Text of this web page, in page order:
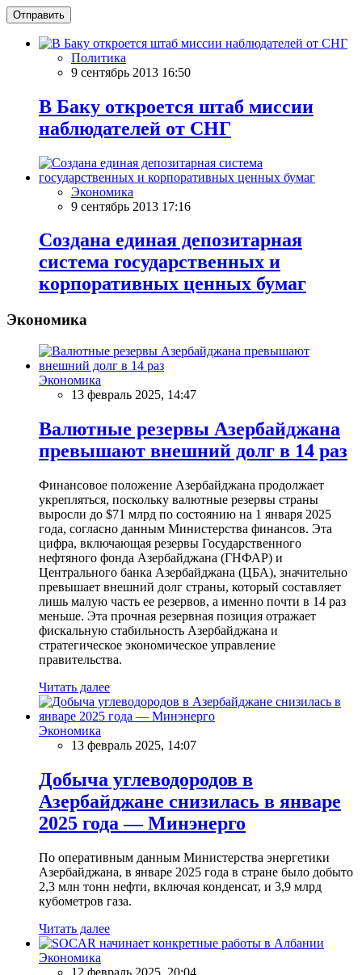
Отправить
Политика
9 сентябрь 2013 16:50
В Баку откроется штаб миссии
наблюдателей от СНГ
Экономика
9 сентябрь 2013 17:16
Создана единая депозитарная
система государственных и
корпоративных ценных бумаг
Экономика
Экономика
13 февраль 2025, 14:47
Валютные резервы Азербайджана
превышают внешний долг в 14 раз
Финансовое положение Азербайджана продолжает
укрепляться, поскольку валютные резервы страны
выросли до $71 млрд по состоянию на 1 января 2025
года, согласно данным Министерства финансов. Эта
цифра, включающая резервы Государственного
нефтяного фонда Азербайджана (ГНФАР) и
Центрального банка Азербайджана (ЦБА), значительно
превышает внешний долг страны, который составляет
лишь малую часть ее резервов, а именно почти в 14 раз
меньше. Эта прочная резервная позиция отражает
фискальную стабильность Азербайджана и
стратегическое экономическое управление
правительства.
Читать далее
Экономика
13 февраль 2025, 14:07
Добыча углеводородов в
Азербайджане снизилась в январе
2025 года — Минэнерго
По оперативным данным Министерства энергетики
Азербайджана, в январе 2025 года в стране было добыто
2,3 млн тонн нефти, включая конденсат, и 3,9 млрд
кубометров газа.
Читать далее
Экономика
12 февраль 2025, 20:04